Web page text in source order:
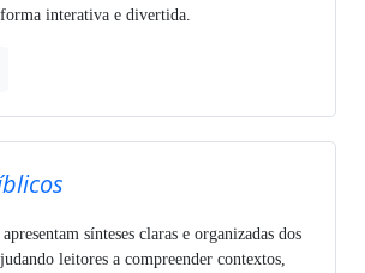
interativa e divertida.
sínteses claras e organizadas dos
leitores a compreender contextos,